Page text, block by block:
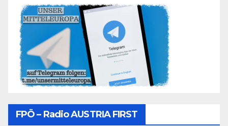
FPÖ – Radio AUSTRIA FIRST